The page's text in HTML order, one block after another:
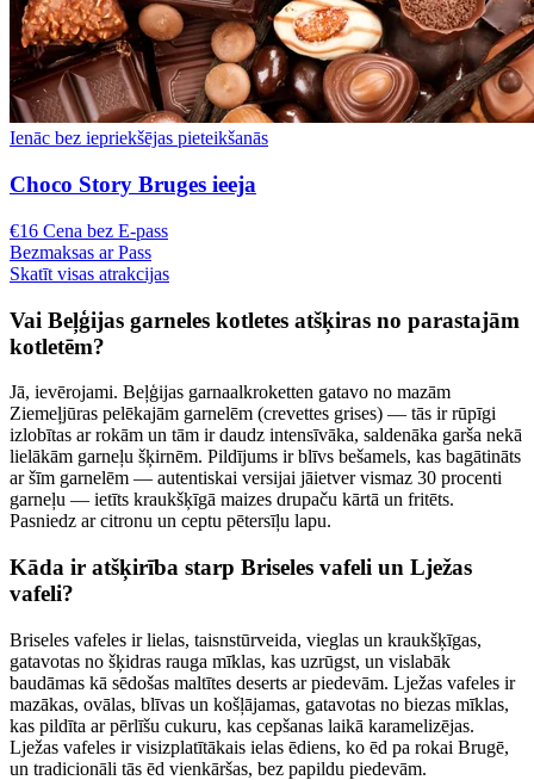
Ienāc bez iepriekšējas pieteikšanās
Choco Story Bruges ieeja
€16 Cena bez E-pass
Bezmaksas ar Pass
Skatīt visas atrakcijas
Vai Beļģijas garneles kotletes atšķiras no parastajām
kotletēm?
Jā, ievērojami. Beļģijas garnaalkroketten gatavo no mazām
Ziemeļjūras pelēkajām garnelēm (crevettes grises) — tās ir rūpīgi
izlobītas ar rokām un tām ir daudz intensīvāka, saldenāka garša nekā
lielākām garneļu šķirnēm. Pildījums ir blīvs bešamels, kas bagātināts
ar šīm garnelēm — autentiskai versijai jāietver vismaz 30 procenti
garneļu — ietīts kraukšķīgā maizes drupaču kārtā un fritēts.
Pasniedz ar citronu un ceptu pētersīļu lapu.
Kāda ir atšķirība starp Briseles vafeli un Lježas
vafeli?
Briseles vafeles ir lielas, taisnstūrveida, vieglas un kraukšķīgas,
gatavotas no šķidras rauga mīklas, kas uzrūgst, un vislabāk
baudāmas kā sēdošas maltītes deserts ar piedevām. Lježas vafeles ir
mazākas, ovālas, blīvas un košļājamas, gatavotas no biezas mīklas,
kas pildīta ar pērlīšu cukuru, kas cepšanas laikā karamelizējas.
Lježas vafeles ir visizplatītākais ielas ēdiens, ko ēd pa rokai Brugē,
un tradicionāli tās ēd vienkāršas, bez papildu piedevām.